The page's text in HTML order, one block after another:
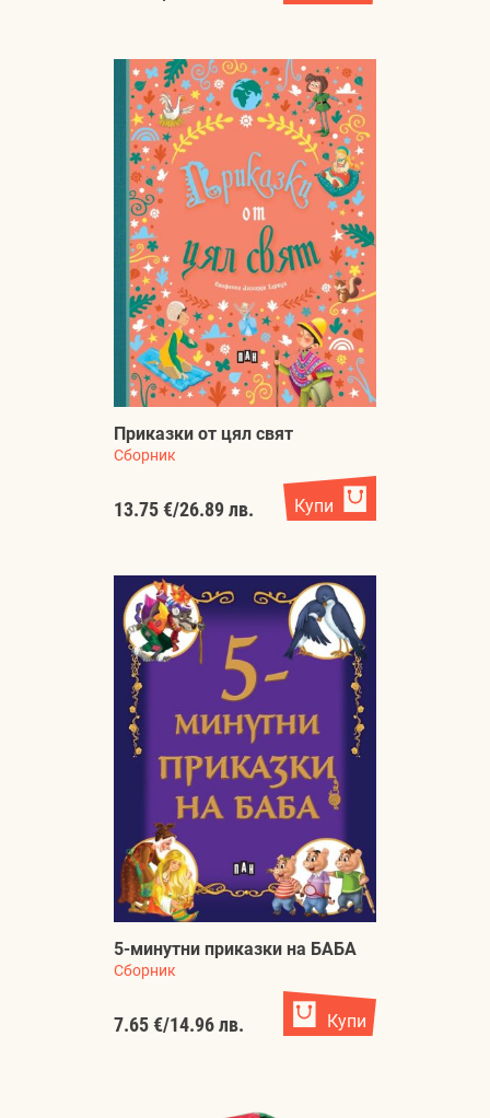
Приказки от цял свят
Сборник
13.75 €/26.89 лв. Купи
5-минутни приказки на БАБА
Сборник
7.65 €/14.96 лв. Купи